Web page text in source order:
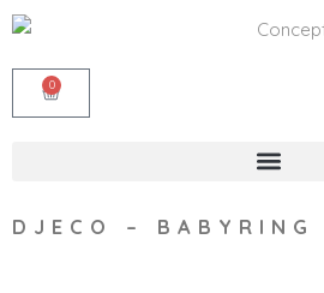
0
DJECO – BABYRING